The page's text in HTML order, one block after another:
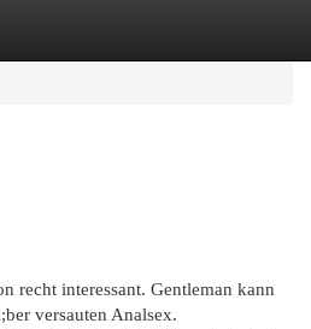
recht interessant. Gentleman kann
versauten Analsex.